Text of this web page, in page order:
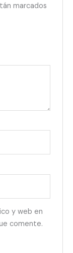
marcados
y web en
comente.